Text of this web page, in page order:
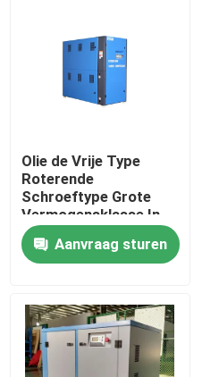
Olie de Vrije Type
Roterende
Schroeftype Grote
Vermogensklasse In
twee stadia van de
Luchtcompressor
Aanvraag sturen